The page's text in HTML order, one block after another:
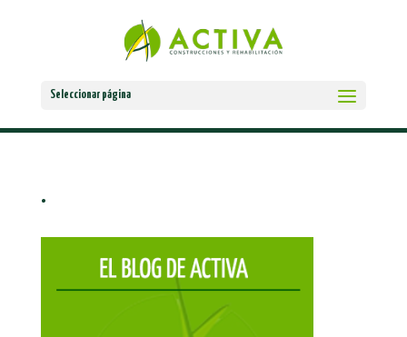
Seleccionar página
.